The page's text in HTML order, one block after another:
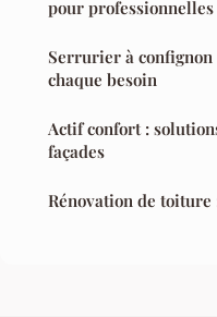
pour professionnelles
Serrurier à
chaque besoin
Actif confort :
façades
Rénovation de